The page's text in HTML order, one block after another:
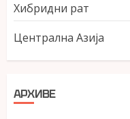
Хибридни рат
Централна Азија
АРХИВЕ